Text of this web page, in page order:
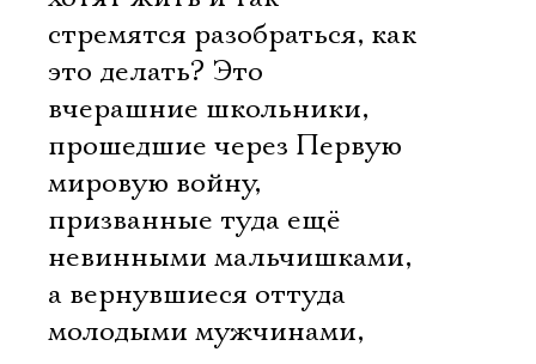
стремятся разобраться, как
это делать? Это
вчерашние школьники,
прошедшие через Первую
мировую войну,
призванные туда ещё
невинными мальчишками,
а вернувшиеся оттуда
молодыми мужчинами,